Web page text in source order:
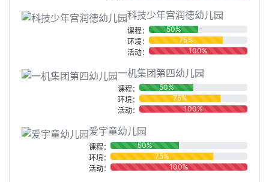
科技少年宫润德幼儿园
课程：
50%
环境：
75%
活动：
100%
一机集团第四幼儿园
课程：
50%
环境：
75%
活动：
100%
爱宇童幼儿园
课程：
50%
环境：
75%
活动：
100%